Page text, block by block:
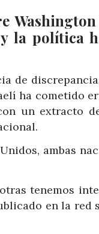
la política
de
ha cometido
un extracto
ambas
tenemos
en la red